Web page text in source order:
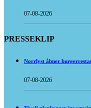
07-08-2026
PRESSEKLIP
Norrlyst åbner
07-08-2026